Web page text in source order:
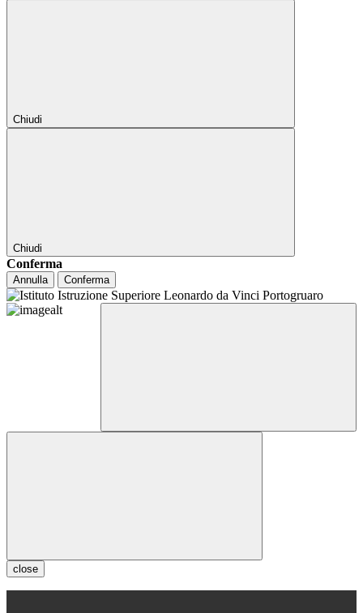
Chiudi
Chiudi
Conferma
Annulla Conferma
close